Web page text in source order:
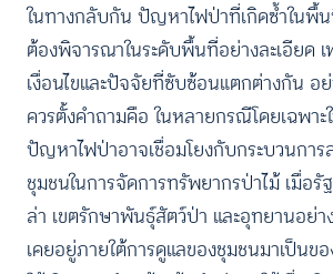
ในทางกลับกัน ปัญหาไฟป่าที่เกิดซ้ำในพื้
ต้องพิจารณาในระดับพื้นที่อย่างละเอียด เ
เงื่อนไขและปัจจัยที่ซับซ้อนแตกต่างกัน อ
ควรตั้งคำถามคือ ในหลายกรณีโดยเฉพา
ปัญหาไฟป่าอาจเชื่อมโยงกับกระบวนกา
ชุมชนในการจัดการทรัพยากรป่าไม้ เมื่อ
ล่า เขตรักษาพันธุ์สัตว์ป่า และอุทยานอย่
เคยอยู่ภายใต้การดูแลของชุมชนมาเป็นข